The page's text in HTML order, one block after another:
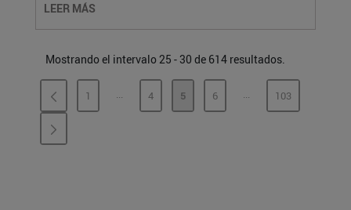
LEER MÁS
Mostrando el intervalo 25 - 30 de 614 resultados.
PÁGINA
1 ...PÁGINAS INTERMEDIAS
PÁGINA
4 PÁGINA
5 PÁGINA
6 ...PÁGINASPÁGINA
103